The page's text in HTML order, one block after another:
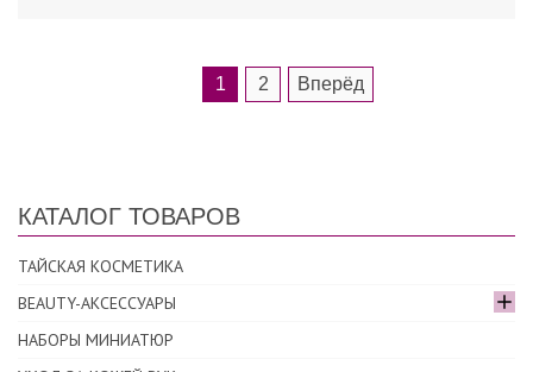
1 2 Вперёд
КАТАЛОГ ТОВАРОВ
ТАЙСКАЯ КОСМЕТИКА
BEAUTY-АКСЕССУАРЫ
НАБОРЫ МИНИАТЮР